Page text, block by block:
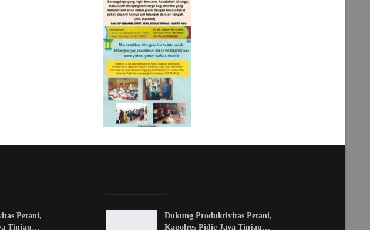
Petani,
Tinjau…
Dukung Produktivitas Petani,
Kapolres Pidie Jaya Tinjau…